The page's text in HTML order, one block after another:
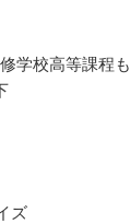
学校高等課程も
ズ